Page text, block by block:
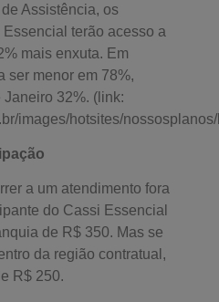
Assistência, os
terão acesso a
mais enxuta. Em
ser menor em 78%,
32%. (link:
images/hotsites/
a um atendimento fora
do Cassi Essencial
de R$ 350. Mas se
da região contratual,
R$ 250.